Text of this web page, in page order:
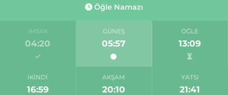
Öğle Namazı
İMSAK
04:20
GÜNEŞ
05:57
ÖĞLE
13:09
İKINDI
16:59
AKŞAM
20:10
YATSI
21:41